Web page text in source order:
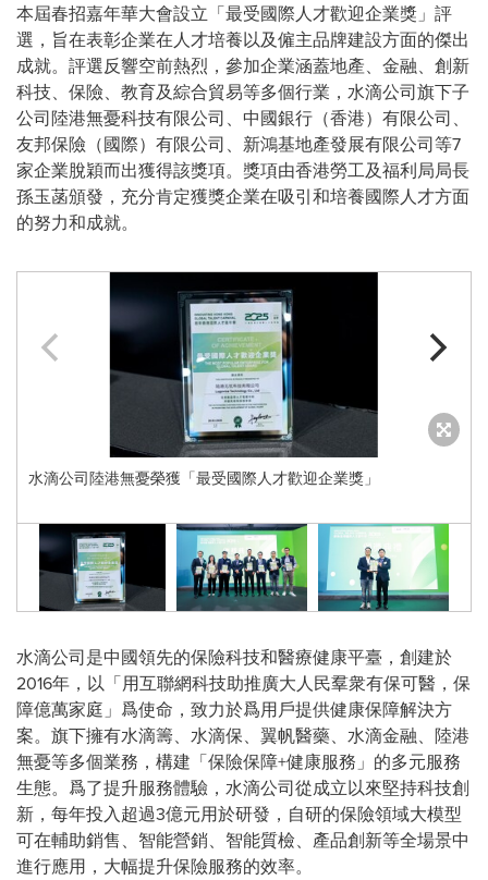
本屆春招嘉年華大會設立「最受國際人才歡迎企業獎」評
選，旨在表彰企業在人才培養以及僱主品牌建設方面的傑出
成就。評選反響空前熱烈，參加企業涵蓋地產、金融、創新
科技、保險、教育及綜合貿易等多個行業，水滴公司旗下子
公司陸港無憂科技有限公司、中國銀行（香港）有限公司、
友邦保險（國際）有限公司、新鴻基地產發展有限公司等7
家企業脫穎而出獲得該獎項。獎項由香港勞工及福利局局長
孫玉菡頒發，充分肯定獲獎企業在吸引和培養國際人才方面
的努力和成就。
水滴公司陸港無憂榮獲「最受國際人才歡迎企業獎」
水滴公司是中國領先的保險科技和醫療健康平臺，創建於
2016年，以「用互聯網科技助推廣大人民羣衆有保可醫，保
障億萬家庭」爲使命，致力於爲用戶提供健康保障解決方
案。旗下擁有水滴籌、水滴保、翼帆醫藥、水滴金融、陸港
無憂等多個業務，構建「保險保障+健康服務」的多元服務
生態。爲了提升服務體驗，水滴公司從成立以來堅持科技創
新，每年投入超過3億元用於研發，自研的保險領域大模型
可在輔助銷售、智能營銷、智能質檢、產品創新等全場景中
進行應用，大幅提升保險服務的效率。